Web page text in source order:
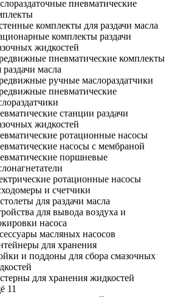
пневматические
комплекты для раздачи масла
комплекты раздачи
жидкостей
пневматические комплекты
раздачи масла
ручные маслораздатчики
пневматические
станции раздачи
жидкостей
ротационные насосы
насосы с мембраной
поршневые
ротационные насосы
и счетчики
для раздачи масла
для вывода воздуха и
насоса
масляных насосов
для хранения
и поддоны для сбора смазочных
для хранения жидкостей
11